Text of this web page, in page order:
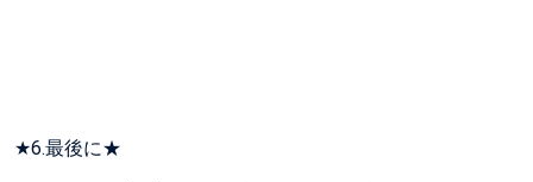
★6.最後に★